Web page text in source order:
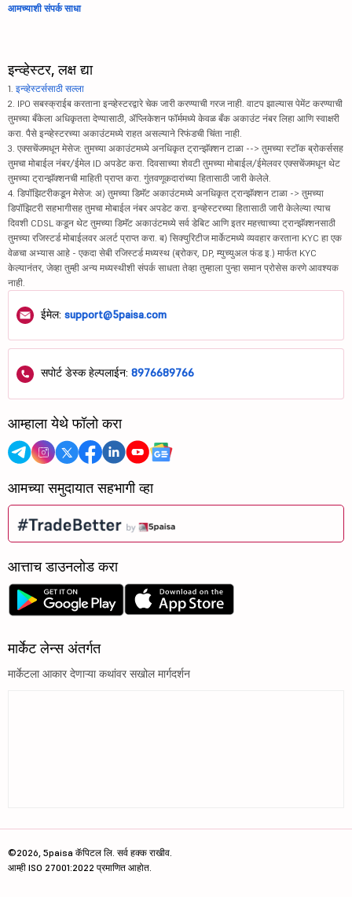
आमच्याशी संपर्क साधा
इन्व्हेस्टर, लक्ष द्या
1. इन्व्हेस्टर्ससाठी सल्ला
2. IPO सबस्क्राईब करताना इन्व्हेस्टरद्वारे चेक जारी करण्याची गरज नाही. वाटप झाल्यास पेमेंट करण्याची
तुमच्या बँकेला अधिकृतता देण्यासाठी, ॲप्लिकेशन फॉर्ममध्ये केवळ बँक अकाउंट नंबर लिहा आणि स्वाक्षरी
करा. पैसे इन्व्हेस्टरच्या अकाउंटमध्ये राहत असल्याने रिफंडची चिंता नाही.
3. एक्सचेंजमधून मेसेज: तुमच्या अकाउंटमध्ये अनधिकृत ट्रान्झॅक्शन टाळा --> तुमच्या स्टॉक ब्रोकर्ससह
तुमचा मोबाईल नंबर/ईमेल ID अपडेट करा. दिवसाच्या शेवटी तुमच्या मोबाईल/ईमेलवर एक्सचेंजमधून थेट
तुमच्या ट्रान्झॅक्शनची माहिती प्राप्त करा. गुंतवणूकदारांच्या हितासाठी जारी केलेले.
4. डिपॉझिटरीकडून मेसेज: अ) तुमच्या डिमॅट अकाउंटमध्ये अनधिकृत ट्रान्झॅक्शन टाळा -> तुमच्या
डिपॉझिटरी सहभागीसह तुमचा मोबाईल नंबर अपडेट करा. इन्व्हेस्टरच्या हितासाठी जारी केलेल्या त्याच
दिवशी CDSL कडून थेट तुमच्या डिमॅट अकाउंटमध्ये सर्व डेबिट आणि इतर महत्त्वाच्या ट्रान्झॅक्शनसाठी
तुमच्या रजिस्टर्ड मोबाईलवर अलर्ट प्राप्त करा. ब) सिक्युरिटीज मार्केटमध्ये व्यवहार करताना KYC हा एक
वेळचा अभ्यास आहे - एकदा सेबी रजिस्टर्ड मध्यस्थ (ब्रोकर, DP, म्युच्युअल फंड इ.) मार्फत KYC
केल्यानंतर, जेव्हा तुम्ही अन्य मध्यस्थीशी संपर्क साधता तेव्हा तुम्हाला पुन्हा समान प्रोसेस करणे आवश्यक
नाही.
ईमेल: support@5paisa.com
सपोर्ट डेस्क हेल्पलाईन: 8976689766
आम्हाला येथे फॉलो करा
आमच्या समुदायात सहभागी व्हा
आत्ताच डाउनलोड करा
मार्केट लेन्स अंतर्गत
मार्केटला आकार देणाऱ्या कथांवर सखोल मार्गदर्शन
©2026, 5paisa कॅपिटल लि. सर्व हक्क राखीव.
आम्ही ISO 27001:2022 प्रमाणित आहोत.